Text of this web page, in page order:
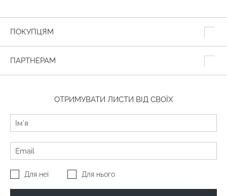
ПОКУПЦЯМ
ПАРТНЕРАМ
ОТРИМУВАТИ ЛИСТИ ВІД СВОЇХ
Для неї Для нього